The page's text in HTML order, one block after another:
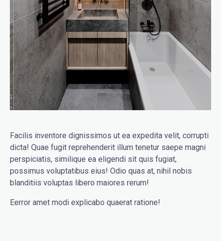
Facilis inventore dignissimos ut ea expedita velit, corrupti
dicta! Quae fugit reprehenderit illum tenetur saepe magni
perspiciatis, similique ea eligendi sit quis fugiat,
possimus voluptatibus eius! Odio quas at, nihil nobis
blanditiis voluptas libero maiores rerum!
Eerror amet modi explicabo quaerat ratione!